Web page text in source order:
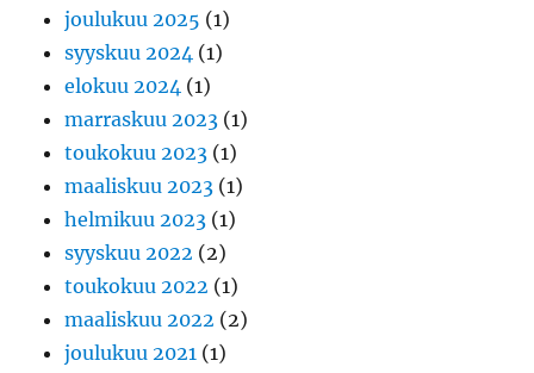
joulukuu 2025 (1)
syyskuu 2024 (1)
elokuu 2024 (1)
marraskuu 2023 (1)
toukokuu 2023 (1)
maaliskuu 2023 (1)
helmikuu 2023 (1)
syyskuu 2022 (2)
toukokuu 2022 (1)
maaliskuu 2022 (2)
joulukuu 2021 (1)